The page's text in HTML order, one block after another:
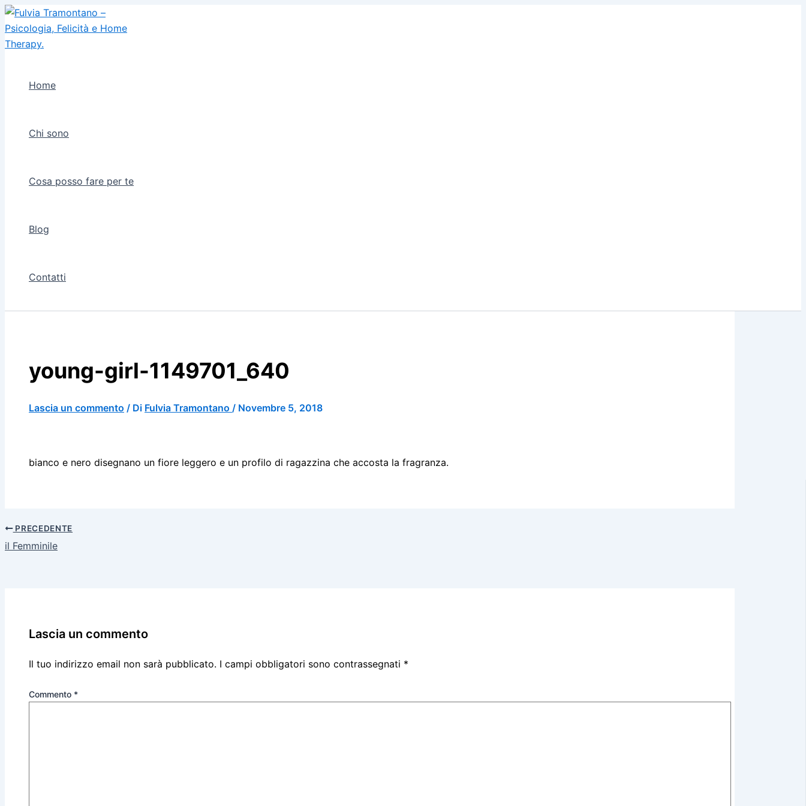
Vai
al
contenuto
Home
Chi sono
Cosa posso fare per te
Blog
Contatti
young-girl-1149701_640
Lascia un commento / Di Fulvia Tramontano / Novembre 5, 2018
bianco e nero disegnano un fiore leggero e un profilo di ragazzina che accosta la fragranza.
PRECEDENTE
il Femminile
Lascia un commento
Il tuo indirizzo email non sarà pubblicato. I campi obbligatori sono contrassegnati *
Commento *